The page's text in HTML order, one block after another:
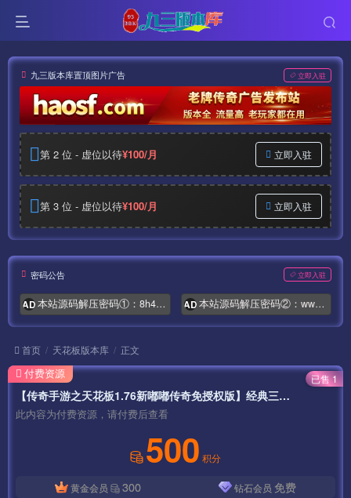
九三版本库置顶图片广告 立即入驻
第 2 位 - 虚位以待¥100/月 立即入驻
第 3 位 - 虚位以待¥100/月 立即入驻
密码公告 立即入驻
AD 本站源码解压密码①：8h4.com AD 本站源码解压密码②：www.syymw.com
首页 天花板版本库 正文
【传奇手游之天花板1.76新嘟嘟传奇免授权版】经典三职业特色战神引擎传奇手游最新打包Win服务端源码视频架设教程-新版多功能GM授权后台-GM直冲网页后台-安卓版本！
此内容为付费资源，请付费后查看
500 积分
黄金会员 300 钻石会员 免费
付费资源 已售 1